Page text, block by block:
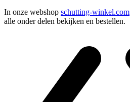
In onze webshop schutting-winkel.com
alle onder delen bekijken en bestellen.